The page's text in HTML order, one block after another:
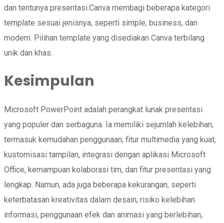
dan tentunya presentasi.Canva membagi beberapa kategori
template sesuai jenisnya, seperti simple, business, dan
modern. Pilihan template yang disediakan Canva terbilang
unik dan khas.
Kesimpulan
Microsoft PowerPoint adalah perangkat lunak presentasi
yang populer dan serbaguna. Ia memiliki sejumlah kelebihan,
termasuk kemudahan penggunaan, fitur multimedia yang kuat,
kustomisasi tampilan, integrasi dengan aplikasi Microsoft
Office, kemampuan kolaborasi tim, dan fitur presentasi yang
lengkap. Namun, ada juga beberapa kekurangan, seperti
keterbatasan kreativitas dalam desain, risiko kelebihan
informasi, penggunaan efek dan animasi yang berlebihan,